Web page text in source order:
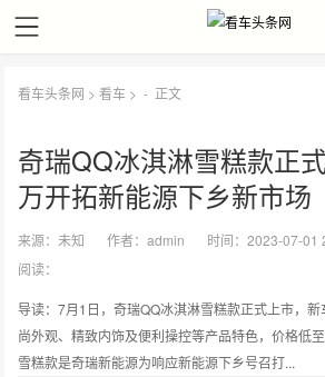
看车头条网 >看车 > - 正文
奇瑞QQ冰淇淋雪糕款正
万开拓新能源下乡新市场
来源：未知 作者：admin
时间：2023-07-01
阅读：
导读：7月1日，奇瑞QQ冰淇淋雪糕款正式上市，
尚外观、精致内饰及便利操控等产品特色，价格低
雪糕款是奇瑞新能源为响应新能源下乡号召打...